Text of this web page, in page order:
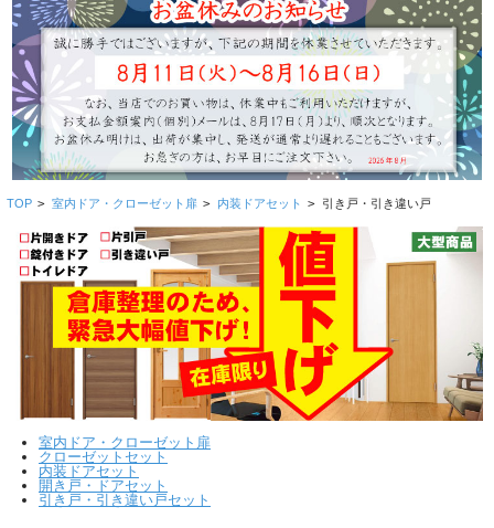
TOP > 室内ドア・クローゼット扉 > 内装ドアセット > 引き戸・引き違い戸
室内ドア・クローゼット扉
クローゼットセット
内装ドアセット
開き戸・ドアセット
引き戸・引き違い戸セット